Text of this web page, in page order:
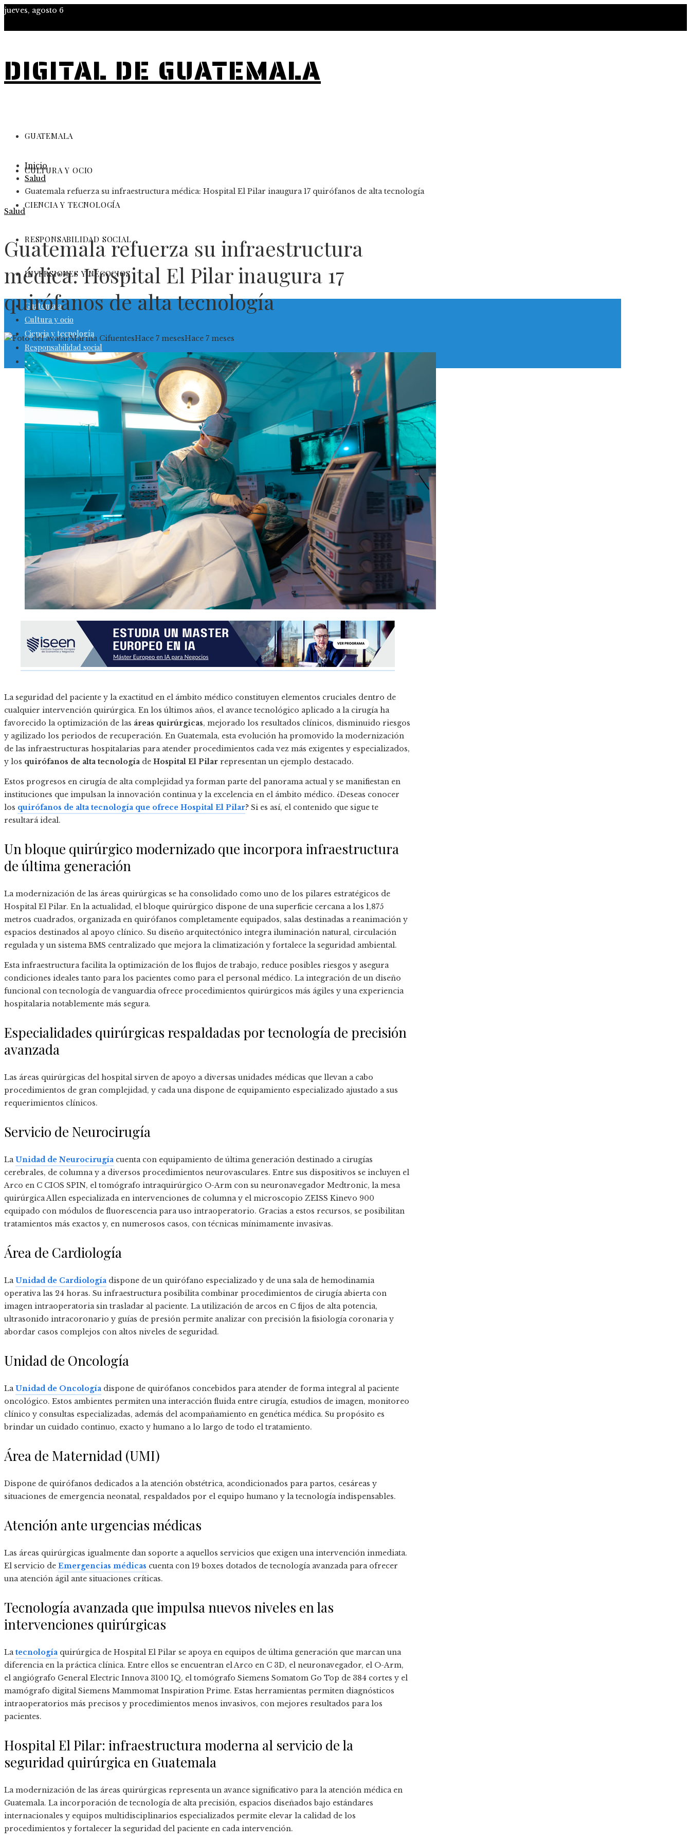
jueves, agosto 6
DIGITAL DE GUATEMALA
GUATEMALA
CULTURA Y OCIO
CIENCIA Y TECNOLOGÍA
RESPONSABILIDAD SOCIAL
INVERSIONES Y NEGOCIOS
Guatemala
Cultura y ocio
Ciencia y tecnología
Responsabilidad social
Inversiones y negocios
Inicio
Salud
Guatemala refuerza su infraestructura médica: Hospital El Pilar inaugura 17 quirófanos de alta tecnología
Salud
Guatemala refuerza su infraestructura
médica: Hospital El Pilar inaugura 17
quirófanos de alta tecnología
Marina CifuentesHace 7 mesesHace 7 meses
La seguridad del paciente y la exactitud en el ámbito médico constituyen elementos cruciales dentro de
cualquier intervención quirúrgica. En los últimos años, el avance tecnológico aplicado a la cirugía ha
favorecido la optimización de las áreas quirúrgicas, mejorado los resultados clínicos, disminuido riesgos
y agilizado los periodos de recuperación. En Guatemala, esta evolución ha promovido la modernización
de las infraestructuras hospitalarias para atender procedimientos cada vez más exigentes y especializados,
y los quirófanos de alta tecnología de Hospital El Pilar representan un ejemplo destacado.
Estos progresos en cirugía de alta complejidad ya forman parte del panorama actual y se manifiestan en
instituciones que impulsan la innovación continua y la excelencia en el ámbito médico. ¿Deseas conocer
los quirófanos de alta tecnología que ofrece Hospital El Pilar? Si es así, el contenido que sigue te
resultará ideal.
Un bloque quirúrgico modernizado que incorpora infraestructura
de última generación
La modernización de las áreas quirúrgicas se ha consolidado como uno de los pilares estratégicos de
Hospital El Pilar. En la actualidad, el bloque quirúrgico dispone de una superficie cercana a los 1,875
metros cuadrados, organizada en quirófanos completamente equipados, salas destinadas a reanimación y
espacios destinados al apoyo clínico. Su diseño arquitectónico integra iluminación natural, circulación
regulada y un sistema BMS centralizado que mejora la climatización y fortalece la seguridad ambiental.
Esta infraestructura facilita la optimización de los flujos de trabajo, reduce posibles riesgos y asegura
condiciones ideales tanto para los pacientes como para el personal médico. La integración de un diseño
funcional con tecnología de vanguardia ofrece procedimientos quirúrgicos más ágiles y una experiencia
hospitalaria notablemente más segura.
Especialidades quirúrgicas respaldadas por tecnología de precisión
avanzada
Las áreas quirúrgicas del hospital sirven de apoyo a diversas unidades médicas que llevan a cabo
procedimientos de gran complejidad, y cada una dispone de equipamiento especializado ajustado a sus
requerimientos clínicos.
Servicio de Neurocirugía
LaUnidad de Neurocirugía cuenta con equipamiento de última generación destinado a cirugías
cerebrales, de columna y a diversos procedimientos neurovasculares. Entre sus dispositivos se incluyen el
Arco en C CIOS SPIN, el tomógrafo intraquirúrgico O-Arm con su neuronavegador Medtronic, la mesa
quirúrgica Allen especializada en intervenciones de columna y el microscopio ZEISS Kinevo 900
equipado con módulos de fluorescencia para uso intraoperatorio. Gracias a estos recursos, se posibilitan
tratamientos más exactos y, en numerosos casos, con técnicas mínimamente invasivas.
Área de Cardiología
LaUnidad de Cardiología dispone de un quirófano especializado y de una sala de hemodinamia
operativa las 24 horas. Su infraestructura posibilita combinar procedimientos de cirugía abierta con
imagen intraoperatoria sin trasladar al paciente. La utilización de arcos en C fijos de alta potencia,
ultrasonido intracoronario y guías de presión permite analizar con precisión la fisiología coronaria y
abordar casos complejos con altos niveles de seguridad.
Unidad de Oncología
LaUnidad de Oncología dispone de quirófanos concebidos para atender de forma integral al paciente
oncológico. Estos ambientes permiten una interacción fluida entre cirugía, estudios de imagen, monitoreo
clínico y consultas especializadas, además del acompañamiento en genética médica. Su propósito es
brindar un cuidado continuo, exacto y humano a lo largo de todo el tratamiento.
Área de Maternidad (UMI)
Dispone de quirófanos dedicados a la atención obstétrica, acondicionados para partos, cesáreas y
situaciones de emergencia neonatal, respaldados por el equipo humano y la tecnología indispensables.
Atención ante urgencias médicas
Las áreas quirúrgicas igualmente dan soporte a aquellos servicios que exigen una intervención inmediata.
El servicio de Emergencias médicas cuenta con 19 boxes dotados de tecnología avanzada para ofrecer
una atención ágil ante situaciones críticas.
Tecnología avanzada que impulsa nuevos niveles en las
intervenciones quirúrgicas
Latecnología quirúrgica de Hospital El Pilar se apoya en equipos de última generación que marcan una
diferencia en la práctica clínica. Entre ellos se encuentran el Arco en C 3D, el neuronavegador, el O-Arm,
el angiógrafo General Electric Innova 3100 IQ, el tomógrafo Siemens Somatom Go Top de 384 cortes y el
mamógrafo digital Siemens Mammomat Inspiration Prime. Estas herramientas permiten diagnósticos
intraoperatorios más precisos y procedimientos menos invasivos, con mejores resultados para los
pacientes.
Hospital El Pilar: infraestructura moderna al servicio de la
seguridad quirúrgica en Guatemala
La modernización de las áreas quirúrgicas representa un avance significativo para la atención médica en
Guatemala. La incorporación de tecnología de alta precisión, espacios diseñados bajo estándares
internacionales y equipos multidisciplinarios especializados permite elevar la calidad de los
procedimientos y fortalecer la seguridad del paciente en cada intervención.